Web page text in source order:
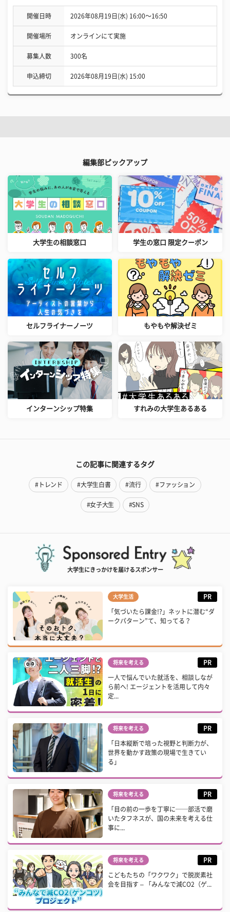
開催日時 2026年08月19日(水) 16:00〜16:50
開催場所 オンラインにて実施
募集人数 300名
申込締切 2026年08月19日(水) 15:00
編集部ピックアップ
大学生の相談窓口 学生の窓口 限定クーポン
セルフライナーノーツ もやもや解決ゼミ
インターンシップ特集 すれみの大学生あるある
この記事に関連するタグ
#トレンド #大学生白書 #流行 #ファッション
#女子大生 #SNS
大学生にきっかけを届けるスポンサー
大学生活 PR
「気づいたら課金!?」ネットに潜む“ダ
ークパターン”て、知ってる？
将来を考える PR
一人で悩んでいた就活を、相談しなが
ら前へ! エージェントを活用して内々
定...
将来を考える PR
「日本縦断で培った視野と判断力が、
世界を動かす政策の現場で生きてい
る」
将来を考える PR
「目の前の一歩を丁寧に──部活で磨
いたタフネスが、国の未来を考える仕
事に...
将来を考える PR
こどもたちの「ワクワク」で脱炭素社
会を目指す – 「みんなで減CO2（ゲ...